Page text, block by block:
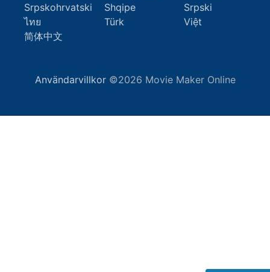
Srpskohrvatski
Shqipe
Srpski
ไทย
Türk
Việt
简体中文
Användarvillkor©2026 Movie Maker Online